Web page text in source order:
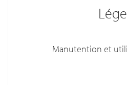
Manutention et